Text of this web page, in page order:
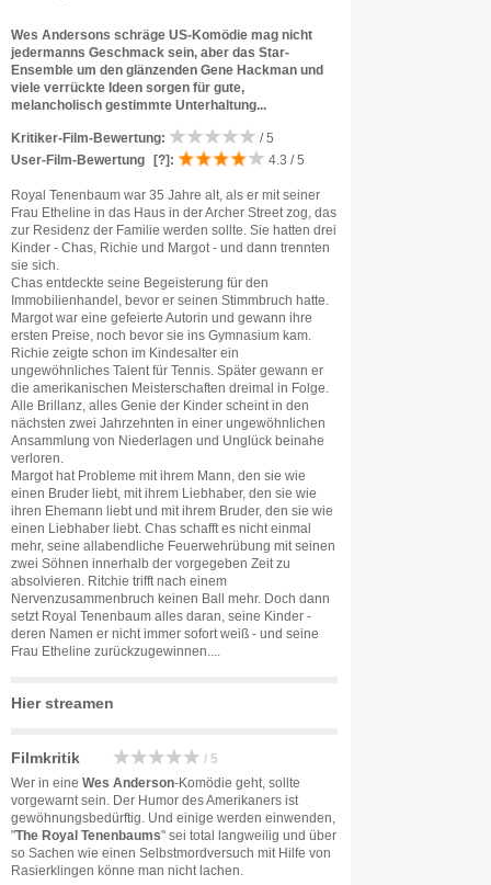
Wes Andersons schräge US-Komödie mag nicht
jedermanns Geschmack sein, aber das Star-
Ensemble um den glänzenden Gene Hackman und
viele verrückte Ideen sorgen für gute,
melancholisch gestimmte Unterhaltung...
Kritiker-Film-Bewertung:
/ 5
User-Film-Bewertung
[?] : 4.3 / 5
Royal Tenenbaum war 35 Jahre alt, als er mit seiner
Frau Etheline in das Haus in der Archer Street zog, das
zur Residenz der Familie werden sollte. Sie hatten drei
Kinder - Chas, Richie und Margot - und dann trennten
sie sich.
Chas entdeckte seine Begeisterung für den
Immobilienhandel, bevor er seinen Stimmbruch hatte.
Margot war eine gefeierte Autorin und gewann ihre
ersten Preise, noch bevor sie ins Gymnasium kam.
Richie zeigte schon im Kindesalter ein
ungewöhnliches Talent für Tennis. Später gewann er
die amerikanischen Meisterschaften dreimal in Folge.
Alle Brillanz, alles Genie der Kinder scheint in den
nächsten zwei Jahrzehnten in einer ungewöhnlichen
Ansammlung von Niederlagen und Unglück beinahe
verloren.
Margot hat Probleme mit ihrem Mann, den sie wie
einen Bruder liebt, mit ihrem Liebhaber, den sie wie
ihren Ehemann liebt und mit ihrem Bruder, den sie wie
einen Liebhaber liebt. Chas schafft es nicht einmal
mehr, seine allabendliche Feuerwehrübung mit seinen
zwei Söhnen innerhalb der vorgegeben Zeit zu
absolvieren. Ritchie trifft nach einem
Nervenzusammenbruch keinen Ball mehr. Doch dann
setzt Royal Tenenbaum alles daran, seine Kinder -
deren Namen er nicht immer sofort weiß - und seine
Frau Etheline zurückzugewinnen....
Hier streamen
Filmkritik / 5
Wer in eine Wes Anderson-Komödie geht, sollte
vorgewarnt sein. Der Humor des Amerikaners ist
gewöhnungsbedürftig. Und einige werden einwenden,
"The Royal Tenenbaums" sei total langweilig und über
so Sachen wie einen Selbstmordversuch mit Hilfe von
Rasierklingen könne man nicht lachen.